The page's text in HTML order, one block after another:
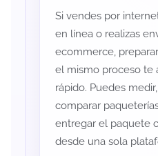
Si vendes por
en línea o realizas
ecommerce,
el mismo proceso te
rápido. Puedes
comparar
entregar el paquete
desde una sola